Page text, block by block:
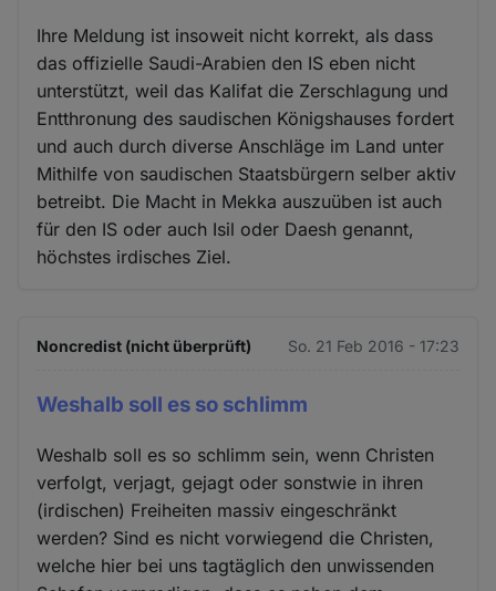
Ihre Meldung ist insoweit nicht korrekt, als dass
das offizielle Saudi-Arabien den IS eben nicht
unterstützt, weil das Kalifat die Zerschlagung und
Entthronung des saudischen Königshauses fordert
und auch durch diverse Anschläge im Land unter
Mithilfe von saudischen Staatsbürgern selber aktiv
betreibt. Die Macht in Mekka auszuüben ist auch
für den IS oder auch Isil oder Daesh genannt,
höchstes irdisches Ziel.
Noncredist (nicht überprüft) So. 21 Feb 2016 - 17:23
Weshalb soll es so schlimm
Weshalb soll es so schlimm sein, wenn Christen
verfolgt, verjagt, gejagt oder sonstwie in ihren
(irdischen) Freiheiten massiv eingeschränkt
werden? Sind es nicht vorwiegend die Christen,
welche hier bei uns tagtäglich den unwissenden